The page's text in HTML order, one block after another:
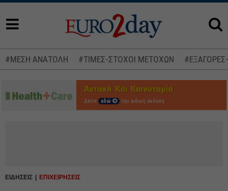
#ΜΕΣΗ ΑΝΑΤΟΛΗ #ΤΙΜΕΣ-ΣΤΟΧΟΙ ΜΕΤΟΧΩΝ
Δείτε εδώ την ειδική έκδοση
ΕΙΔΗΣΕΙΣ ΕΠΙΧΕΙΡΗΣΕΙΣ